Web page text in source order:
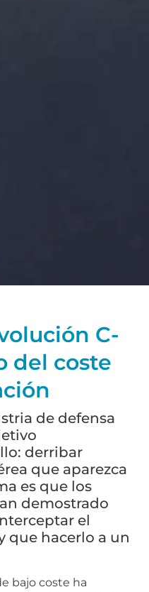
C-
del coste
de defensa
derribar
que aparezca
es que los
demostrado
el
que hacerlo a un
bajo coste ha